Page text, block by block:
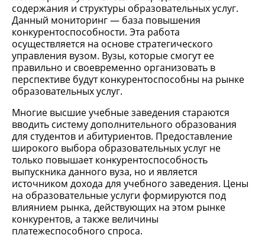
содержания и структуры образовательных услуг.
Данный мониторинг — база повышения
конкурентоспособности. Эта работа
осуществляется на основе стратегического
управления вузом. Вузы, которые смогут ее
правильно и своевременно организовать в
перспективе будут конкурентоспособны на рынке
образовательных услуг.
Многие высшие учебные заведения стараются
вводить систему дополнительного образования
для студентов и абитуриентов. Предоставление
широкого выбора образовательных услуг не
только повышает конкурентоспособность
выпускника данного вуза, но и является
источником дохода для учебного заведения. Цены
на образовательные услуги формируются под
влиянием рынка, действующих на этом рынке
конкурентов, а также величины
платежеспособного спроса.